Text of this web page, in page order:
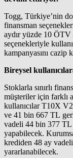
Togg, Türkiye’nin
finansman
aydır yüzde 10
seçenekleriyle
kampanyasını cazip
Bireysel
Stoklarla sınırlı
müşteriler için farklı
kullanıcılar T10X
ve 41 bin 667 TL
vadeli 44 bin 377 TL
yapabilecek.
krediden 48 ay
yararlanabilecek.